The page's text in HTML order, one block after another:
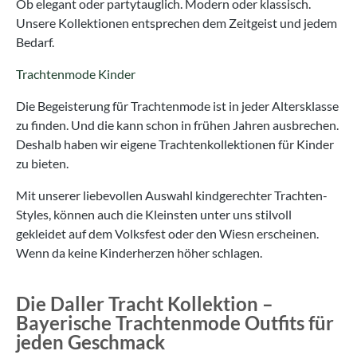
Ob elegant oder partytauglich. Modern oder klassisch.
Unsere Kollektionen entsprechen dem Zeitgeist und jedem
Bedarf.
Trachtenmode Kinder
Die Begeisterung für Trachtenmode ist in jeder Altersklasse
zu finden. Und die kann schon in frühen Jahren ausbrechen.
Deshalb haben wir eigene Trachtenkollektionen für Kinder
zu bieten.
Mit unserer liebevollen Auswahl kindgerechter Trachten-
Styles, können auch die Kleinsten unter uns stilvoll
gekleidet auf dem Volksfest oder den Wiesn erscheinen.
Wenn da keine Kinderherzen höher schlagen.
Die Daller Tracht Kollektion –
Bayerische Trachtenmode Outfits für
jeden Geschmack